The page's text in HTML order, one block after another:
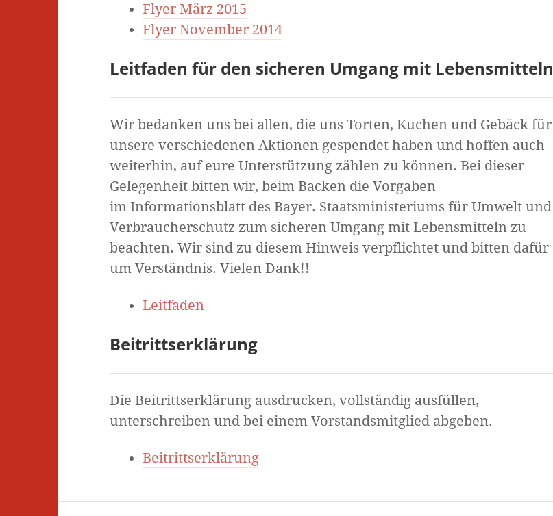
Flyer März 2015
Flyer November 2014
Leitfaden für den sicheren Umgang mit Lebensmitteln
Wir bedanken uns bei allen, die uns Torten, Kuchen und Gebäck für
unsere verschiedenen Aktionen gespendet haben und hoffen auch
weiterhin, auf eure Unterstützung zählen zu können. Bei dieser
Gelegenheit bitten wir, beim Backen die Vorgaben
im Informationsblatt des Bayer. Staatsministeriums für Umwelt und
Verbraucherschutz zum sicheren Umgang mit Lebensmitteln zu
beachten. Wir sind zu diesem Hinweis verpflichtet und bitten dafür
um Verständnis. Vielen Dank!!
Leitfaden
Beitrittserklärung
Die Beitrittserklärung ausdrucken, vollständig ausfüllen,
unterschreiben und bei einem Vorstandsmitglied abgeben.
Beitrittserklärung